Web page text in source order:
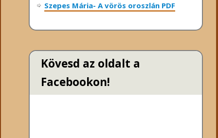
Szepes Mária- A vörös oroszlán PDF
Kövesd az oldalt a
Facebookon!